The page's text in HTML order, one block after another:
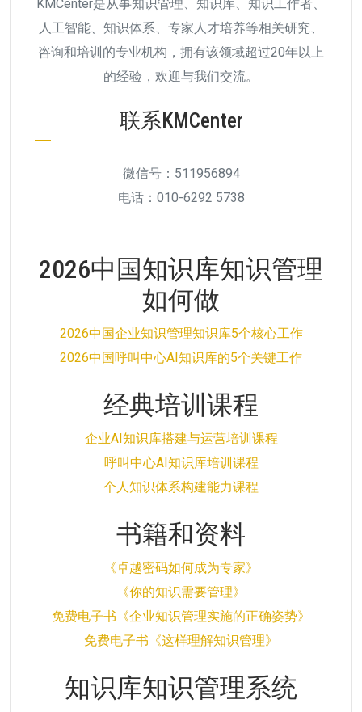
KMCenter是从事知识管理、知识库、知识工作者、
人工智能、知识体系、专家人才培养等相关研究、
咨询和培训的专业机构，拥有该领域超过20年以上
的经验，欢迎与我们交流。
联系KMCenter
微信号：511956894
电话：010-6292 5738
2026中国知识库知识管理
如何做
2026中国企业知识管理知识库5个核心工作
2026中国呼叫中心AI知识库的5个关键工作
经典培训课程
企业AI知识库搭建与运营培训课程
呼叫中心AI知识库培训课程
个人知识体系构建能力课程
书籍和资料
《卓越密码如何成为专家》
《你的知识需要管理》
免费电子书《企业知识管理实施的正确姿势》
免费电子书《这样理解知识管理》
知识库知识管理系统